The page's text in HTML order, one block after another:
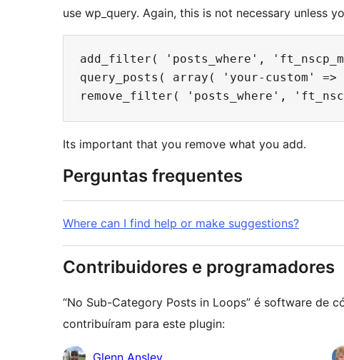
use wp_query. Again, this is not necessary unless
add_filter( 'posts_where',
query_posts( array( 'your-custom'
Its important that you remove what you add.
Perguntas frequentes
Where can I find help or make suggestions?
Contribuidores e programadores
“No Sub-Category Posts in Loops” é software de
contribuíram para este plugin:
Contribuidores